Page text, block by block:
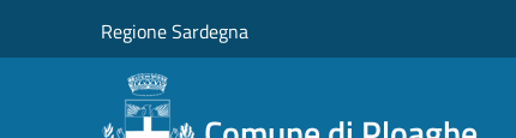
Regione Sardegna